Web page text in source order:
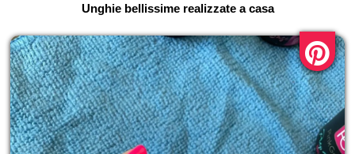
Unghie bellissime realizzate a casa